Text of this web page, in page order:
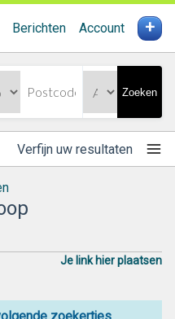
Berichten Account +
Zoeken
Verfijn uw resultaten
Je link hier plaatsen